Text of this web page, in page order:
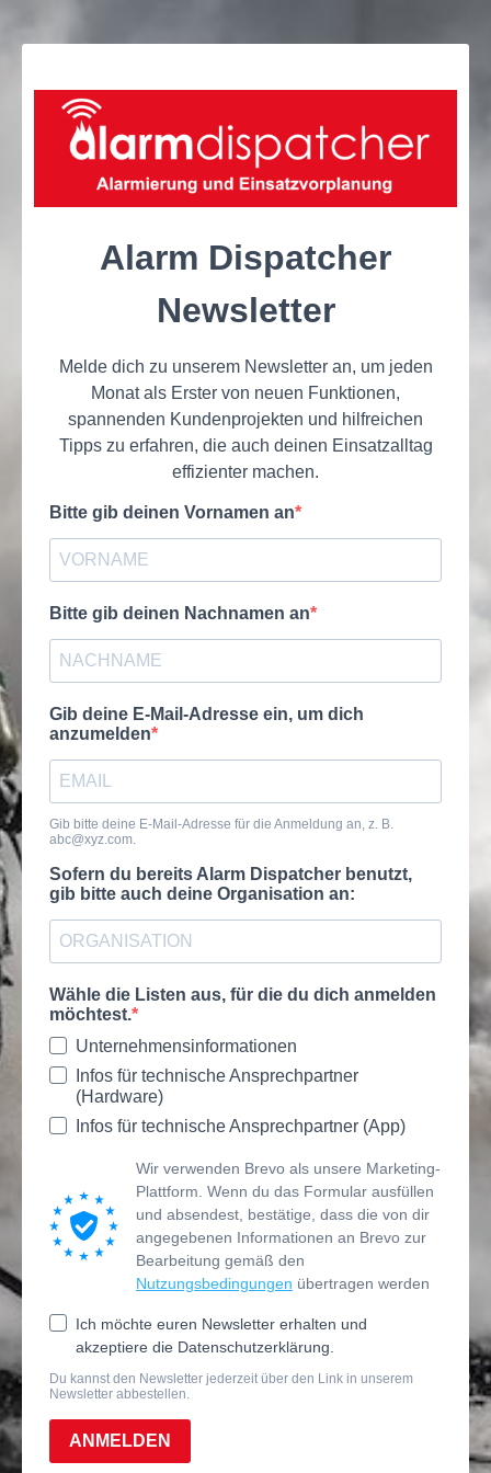
Alarm Dispatcher
Newsletter
Melde dich zu unserem Newsletter an, um jeden
Monat als Erster von neuen Funktionen,
spannenden Kundenprojekten und hilfreichen
Tipps zu erfahren, die auch deinen Einsatzalltag
effizienter machen.
Bitte gib deinen Vornamen an
Bitte gib deinen Nachnamen an
Gib deine E-Mail-Adresse ein, um dich
anzumelden
Gib bitte deine E-Mail-Adresse für die Anmeldung an, z. B.
abc@xyz.com
Sofern du bereits Alarm Dispatcher benutzt,
gib bitte auch deine Organisation an:
Wähle die Listen aus, für die du dich anmelden
möchtest.
Unternehmensinformationen
Infos für technische Ansprechpartner
(Hardware)
Infos für technische Ansprechpartner (App)
Wir verwenden Brevo als unsere Marketing-
Plattform. Wenn du das Formular ausfüllen
und absendest, bestätige, dass die von dir
angegebenen Informationen an Brevo zur
Bearbeitung gemäß den
Nutzungsbedingungen übertragen werden
Ich möchte euren Newsletter erhalten und
akzeptiere die Datenschutzerklärung.
Du kannst den Newsletter jederzeit über den Link in unserem
Newsletter abbestellen.
ANMELDEN